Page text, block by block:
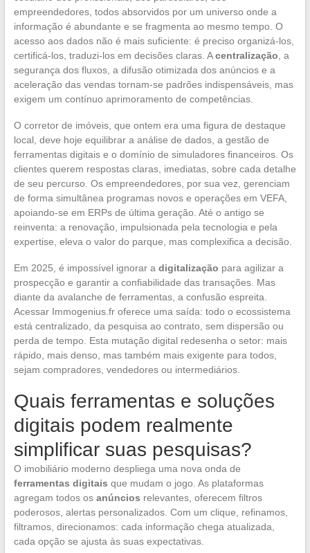
empreendedores, todos absorvidos por um universo onde a
informação é abundante e se fragmenta ao mesmo tempo. O
acesso aos dados não é mais suficiente: é preciso organizá-los,
certificá-los, traduzi-los em decisões claras. Acentralização , a
segurança dos fluxos, a difusão otimizada dos anúncios e a
aceleração das vendas tornam-se padrões indispensáveis, mas
exigem um contínuo aprimoramento de competências.
O corretor de imóveis, que ontem era uma figura de destaque
local, deve hoje equilibrar a análise de dados, a gestão de
ferramentas digitais e o domínio de simuladores financeiros. Os
clientes querem respostas claras, imediatas, sobre cada detalhe
de seu percurso. Os empreendedores, por sua vez, gerenciam
de forma simultânea programas novos e operações em VEFA,
apoiando-se em ERPs de última geração. Até o antigo se
reinventa: a renovação, impulsionada pela tecnologia e pela
expertise, eleva o valor do parque, mas complexifica a decisão.
Em 2025, é impossível ignorar a digitalização para agilizar a
prospecção e garantir a confiabilidade das transações. Mas
diante da avalanche de ferramentas, a confusão espreita.
Acessar Immogenius.fr oferece uma saída: todo o ecossistema
está centralizado, da pesquisa ao contrato, sem dispersão ou
perda de tempo. Esta mutação digital redesenha o setor: mais
rápido, mais denso, mas também mais exigente para todos,
sejam compradores, vendedores ou intermediários.
Quais ferramentas e soluções
digitais podem realmente
simplificar suas pesquisas?
O imobiliário moderno despliega uma nova onda de
ferramentas digitais que mudam o jogo. As plataformas
agregam todos os anúncios relevantes, oferecem filtros
poderosos, alertas personalizados. Com um clique, refinamos,
filtramos, direcionamos: cada informação chega atualizada,
cada opção se ajusta às suas expectativas.